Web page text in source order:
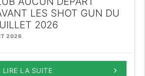
LES SHOT GUN DU
2026
2026
keyboard_arrow_right
LIRE LA SUITE